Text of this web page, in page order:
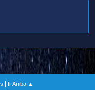
Ir Arriba ▲